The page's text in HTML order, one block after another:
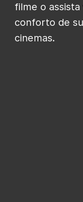
filme o assista
conforto de
cinemas.